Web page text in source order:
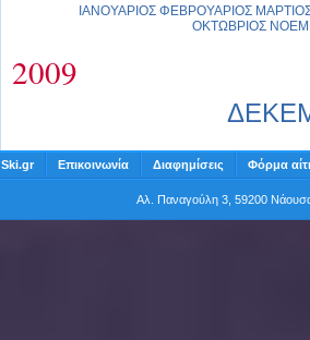
ΙΑΝΟΥΑΡΙΟΣ ΦΕΒΡΟΥΑΡΙΟΣ
ΟΚΤΩΒΡΙΟΣ
2009
Ski.gr Επικοινωνία Διαφημίσεις Φόρμα
Αλ. Παναγούλη 3, 59200